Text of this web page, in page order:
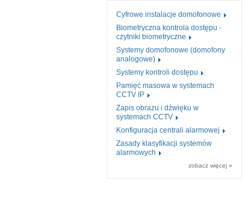
Cyfrowe instalacje domofonowe
Biometryczna kontrola dostępu -
czytniki biometryczne
Systemy domofonowe (domofony
analogowe)
Systemy kontroli dostępu
Pamięć masowa w systemach
CCTV IP
Zapis obrazu i dźwięku w
systemach CCTV
Konfiguracja centrali alarmowej
Zasady klasyfikacji systemów
alarmowych
zobacz więcej »